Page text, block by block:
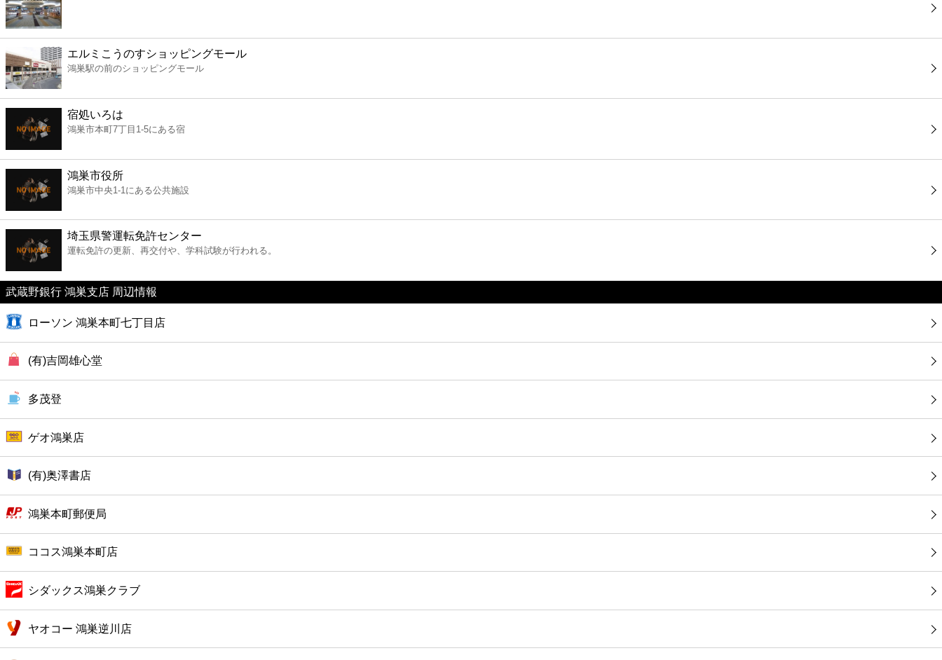
コンビニ
スーパー
エンタメ
レジャー
書店
ファミレス
ファーストフード
カフェ
ショッピング
銀行
公共
病院
ホテル
エルミこうのすショッピングモール
鴻巣駅の前のショッピングモール
宿処いろは
鴻巣市本町7丁目1-5にある宿
鴻巣市役所
鴻巣市中央1-1にある公共施設
埼玉県警運転免許センター
運転免許の更新、再交付や、学科試験が行われる。
武蔵野銀行 鴻巣支店 周辺情報
ローソン 鴻巣本町七丁目店
(有)吉岡雄心堂
多茂登
ゲオ鴻巣店
(有)奥澤書店
鴻巣本町郵便局
ココス鴻巣本町店
シダックス鴻巣クラブ
ヤオコー 鴻巣逆川店